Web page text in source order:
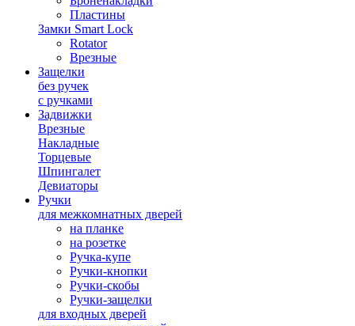
Пластины
Замки Smart Lock
Rotator
Врезные
Защелки
без ручек
с ручками
Задвижки
Врезные
Накладные
Торцевые
Шпингалет
Девиаторы
Ручки
для межкомнатных дверей
на планке
на розетке
Ручка-купе
Ручки-кнопки
Ручки-скобы
Ручки-защелки
для входных дверей